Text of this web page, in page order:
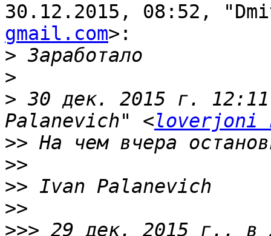
30.12.2015, 08:52,
gmail.com>:
>
>
> 30 дек. 2015 г. 12:11
Palanevich" <loverjoni
>>
>>
>>
>>
>>> 29 дек. 2015 г., в